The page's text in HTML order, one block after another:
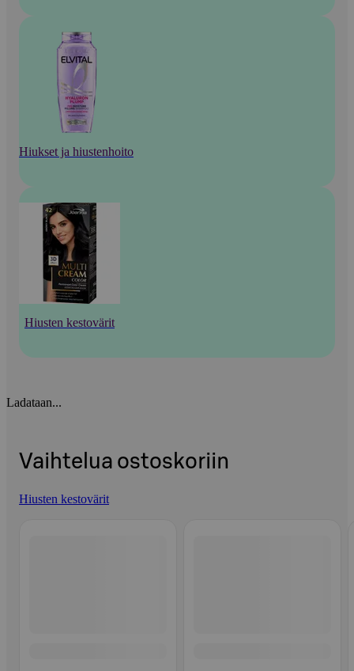
Hiukset ja hiustenhoito
Hiusten kestovärit
Ladataan...
Vaihtelua ostoskoriin
Hiusten kestovärit